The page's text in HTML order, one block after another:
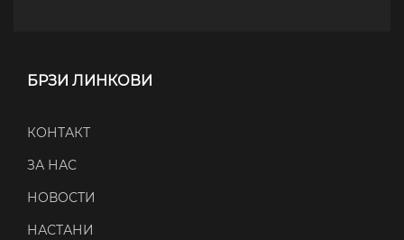
БРЗИ ЛИНКОВИ
КОНТАКТ
ЗА НАС
НОВОСТИ
НАСТАНИ